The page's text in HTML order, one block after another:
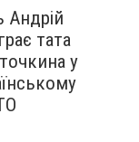
Андрій
тата
у